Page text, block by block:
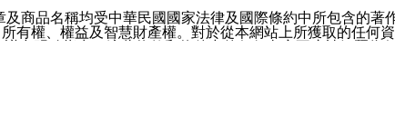
商品名稱均受中華民國國家法律及國際條約中所包含的著
有權、權益及智慧財產權。對於從本網站上所獲取的任何